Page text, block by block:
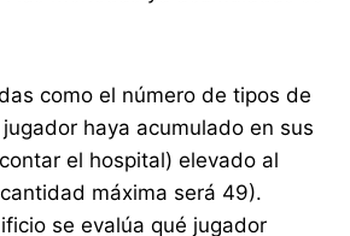
como el número de tipos de
haya acumulado en sus
el hospital) elevado al
máxima será 49).
se evalúa qué jugador